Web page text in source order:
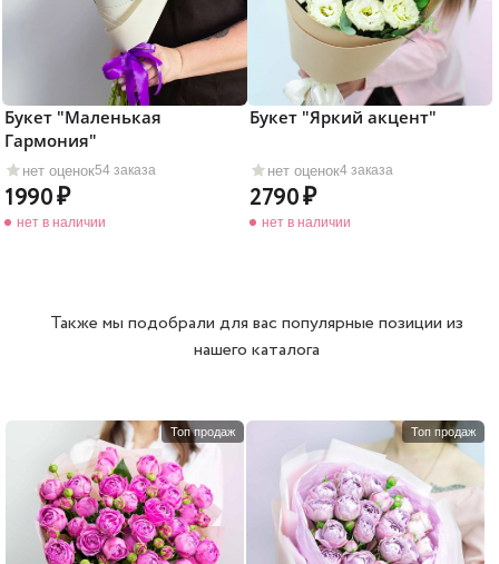
нет оценок54 заказа
Букет "Маленькая
Гармония"
1990
нет в наличии
нет оценок4 заказа
Букет "Яркий акцент"
2790
нет в наличии
Также мы подобрали для вас популярные позиции из
нашего каталога
Топ продаж Топ продаж